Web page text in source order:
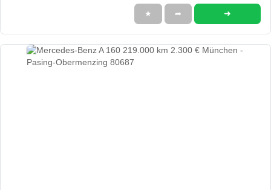
★ ➦ ➜